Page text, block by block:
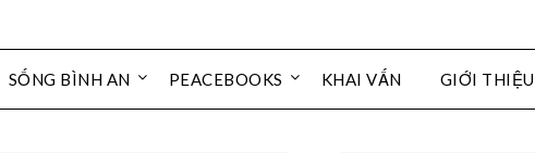
SỐNG BÌNH AN PEACEBOOKS KHAI VẤN GIỚI THIỆU